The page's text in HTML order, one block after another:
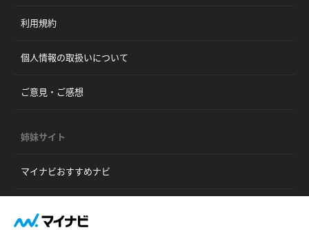
利用規約
個人情報の取扱いについて
ご意見・ご感想
姉妹サイト
マイナビおすすめナビ